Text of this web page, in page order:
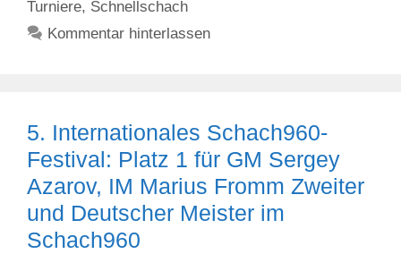
Turniere, Schnellschach
Kommentar hinterlassen
5. Internationales Schach960-
Festival: Platz 1 für GM Sergey
Azarov, IM Marius Fromm Zweiter
und Deutscher Meister im
Schach960